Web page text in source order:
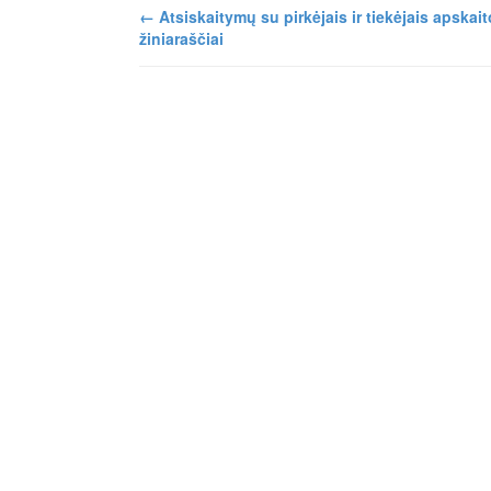
← Atsiskaitymų su pirkėjais ir tiekėjais
žiniaraščiai